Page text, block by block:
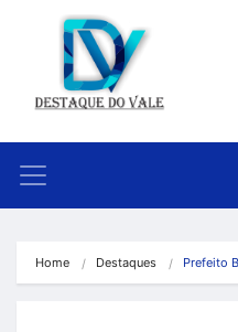
Home Destaques Prefeito